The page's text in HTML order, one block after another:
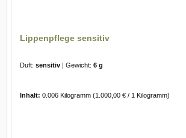
Lippenpflege sensitiv
Duft: sensitiv | Gewicht: 6 g
Inhalt: 0.006 Kilogramm (1.000,00 € / 1 Kilogramm)